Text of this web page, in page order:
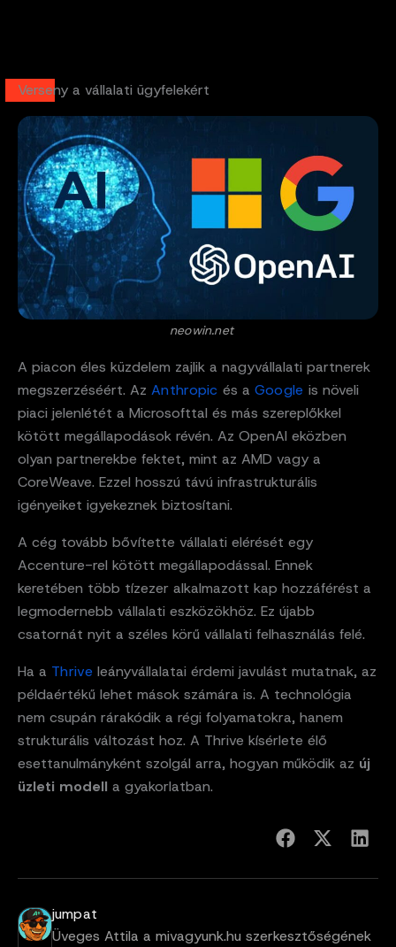
Verseny a vállalati ügyfelekért
neowin.net
A piacon éles küzdelem zajlik a nagyvállalati partnerek
megszerzéséért. Az Anthropic és a Google is növeli
piaci jelenlétét a Microsofttal és más szereplőkkel
kötött megállapodások révén. Az OpenAI eközben
olyan partnerekbe fektet, mint az AMD vagy a
CoreWeave. Ezzel hosszú távú infrastrukturális
igényeiket igyekeznek biztosítani.
A cég tovább bővítette vállalati elérését egy
Accenture-rel kötött megállapodással. Ennek
keretében több tízezer alkalmazott kap hozzáférést a
legmodernebb vállalati eszközökhöz. Ez újabb
csatornát nyit a széles körű vállalati felhasználás felé.
Ha a Thriveleányvállalatai érdemi javulást mutatnak, az
példaértékű lehet mások számára is. A technológia
nem csupán rárakódik a régi folyamatokra, hanem
strukturális változást hoz. A Thrive kísérlete élő
esettanulmányként szolgál arra, hogyan működik az új
üzleti modell a gyakorlatban.
jumpat
Üveges Attila a mivagyunk.hu szerkesztőségének